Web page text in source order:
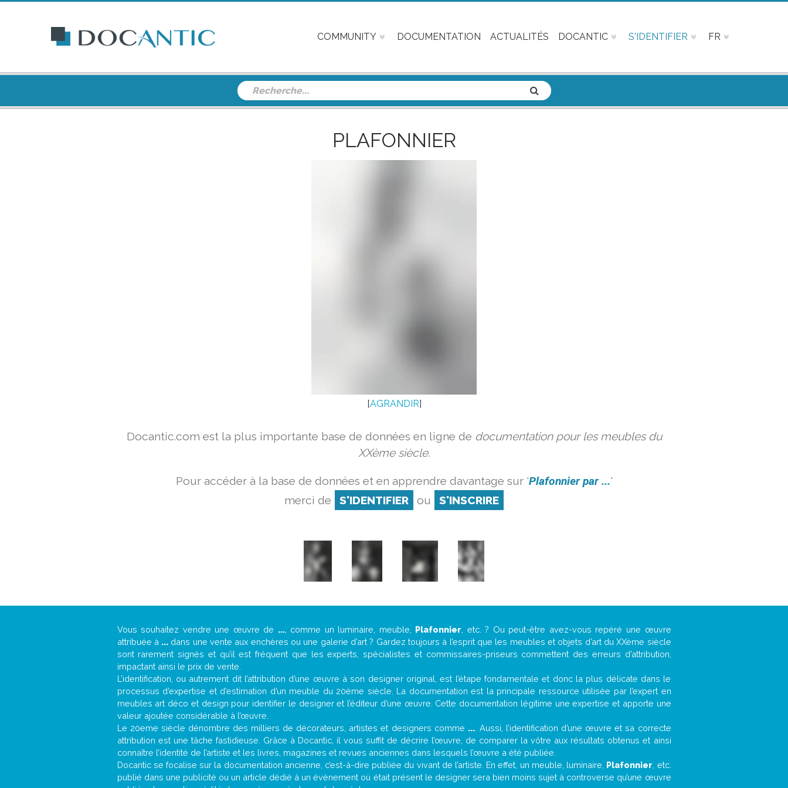
COMMUNITY DOCUMENTATION ACTUALITÉS DOCANTIC S'IDENTIFIER FR
PLAFONNIER
[AGRANDIR]
Docantic.com est la plus importante base de données en ligne de documentation pour les meubles du
XXème siècle.
Pour accéder à la base de données et en apprendre davantage sur 'Plafonnier par ...'
merci de
S'IDENTIFIER ou S'INSCRIRE
Vous souhaitez vendre une œuvre de ..., comme un luminaire, meuble, Plafonnier , etc. ? Ou peut-être avez-vous repéré une œuvre
attribuée à ... dans une vente aux enchères ou une galerie d’art ? Gardez toujours à l’esprit que les meubles et objets d’art du XXème siècle
sont rarement signés et qu’il est fréquent que les experts, spécialistes et commissaires-priseurs commettent des erreurs d’attribution,
impactant ainsi le prix de vente.
L’identification, ou autrement dit l’attribution d’une œuvre à son designer original, est l’étape fondamentale et donc la plus délicate dans le
processus d’expertise et d’estimation d’un meuble du 20ème siècle. La documentation est la principale ressource utilisée par l’expert en
meubles art déco et design pour identifier le designer et l’éditeur d’une œuvre. Cette documentation légitime une expertise et apporte une
valeur ajoutée considérable à l’œuvre.
Le 20eme siècle dénombre des milliers de décorateurs, artistes et designers comme .... Aussi, l’identification d’une œuvre et sa correcte
attribution est une tâche fastidieuse. Grâce à Docantic, il vous suffit de décrire l’œuvre, de comparer la vôtre aux résultats obtenus et ainsi
connaître l’identité de l’artiste et les livres, magazines et revues anciennes dans lesquels l’œuvre a été publiée.
Docantic se focalise sur la documentation ancienne, c’est-à-dire publiée du vivant de l’artiste. En effet, un meuble, luminaire, Plafonnier , etc.
publié dans une publicité ou un article dédié à un évènement où était présent le designer sera bien moins sujet à controverse qu’une œuvre